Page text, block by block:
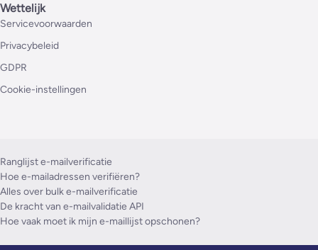
Wettelijk
Servicevoorwaarden
Privacybeleid
GDPR
Cookie-instellingen
Ranglijst e-mailverificatie
Hoe e-mailadressen verifiëren?
Alles over bulk e-mailverificatie
De kracht van e-mailvalidatie API
Hoe vaak moet ik mijn e-maillijst opschonen?